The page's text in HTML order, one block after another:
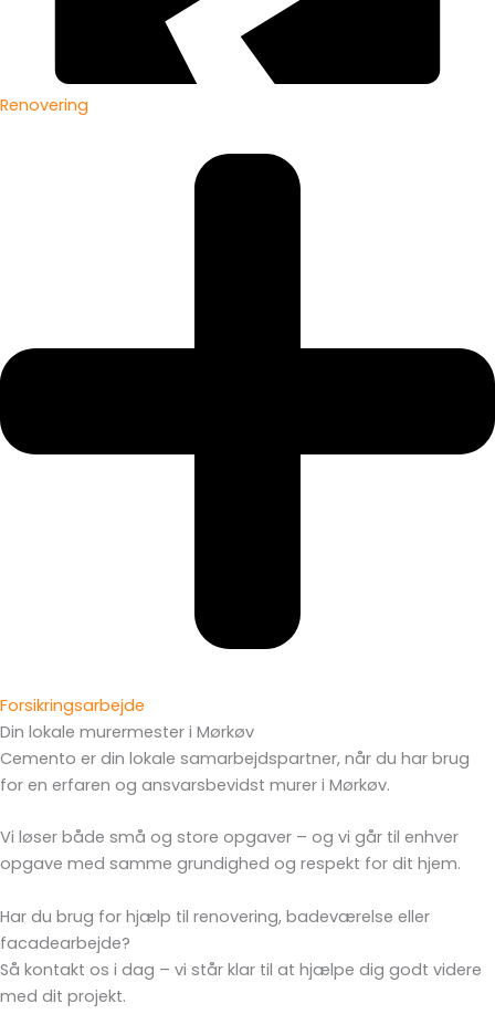
Renovering
Forsikringsarbejde
Din lokale murermester i Mørkøv
Cemento er din lokale samarbejdspartner, når du har brug
for en erfaren og ansvarsbevidst murer i Mørkøv.
Vi løser både små og store opgaver – og vi går til enhver
opgave med samme grundighed og respekt for dit hjem.
Har du brug for hjælp til renovering, badeværelse eller
facadearbejde?
Så kontakt os i dag – vi står klar til at hjælpe dig godt videre
med dit projekt.